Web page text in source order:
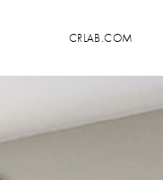
CRLAB.COM